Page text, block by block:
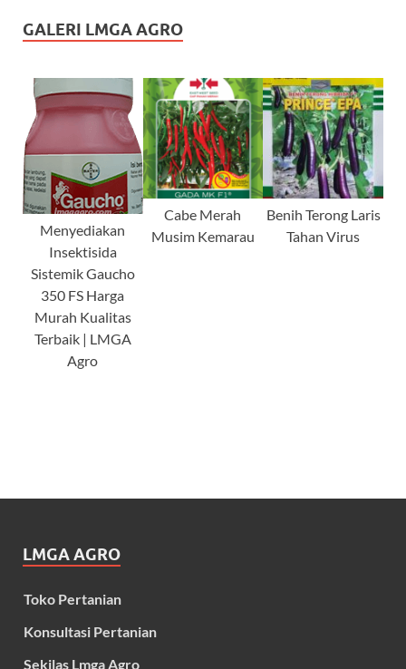
GALERI LMGA AGRO
Menyediakan
Insektisida
Sistemik Gaucho
350 FS Harga
Murah Kualitas
Terbaik | LMGA
Agro
Cabe Merah
Musim Kemarau
Benih Terong Laris
Tahan Virus
LMGA AGRO
Toko Pertanian
Konsultasi Pertanian
Sekilas Lmga Agro